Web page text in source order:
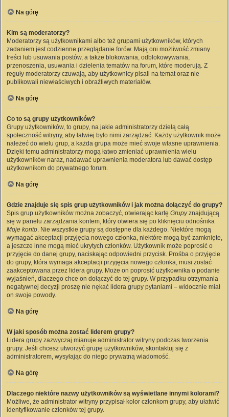
Na górę
Kim są moderatorzy?
Moderatorzy są użytkownikami albo też grupami użytkowników, których
zadaniem jest codzienne przeglądanie forów. Mają oni możliwość zmiany
treści lub usuwania postów, a także blokowania, odblokowywania,
przenoszenia, usuwania i dzielenia tematów na forum, które moderują. Z
reguły moderatorzy czuwają, aby użytkownicy pisali na temat oraz nie
publikowali niewłaściwych i obraźliwych materiałów.
Na górę
Co to są grupy użytkowników?
Grupy użytkowników, to grupy, na jakie administratorzy dzielą całą
społeczność witryny, aby łatwiej było nimi zarządzać. Każdy użytkownik może
należeć do wielu grup, a każda grupa może mieć swoje własne uprawnienia.
Dzięki temu administratorzy mogą łatwo zmieniać uprawnienia wielu
użytkowników naraz, nadawać uprawnienia moderatora lub dawać dostęp
użytkownikom do prywatnego forum.
Na górę
Gdzie znajduje się spis grup użytkowników i jak można dołączyć do grupy?
Spis grup użytkowników można zobaczyć, otwierając kartę Grupyznajdującą
się w panelu zarządzania kontem, który otwiera się po kliknięciu odnośnika
Moje konto. Nie wszystkie grupy są dostępne dla każdego. Niektóre mogą
wymagać akceptacji przyjęcia nowego członka, niektóre mogą być zamknięte,
a jeszcze inne mogą mieć ukrytych członków. Użytkownik może poprosić o
przyjęcie do danej grupy, naciskając odpowiedni przycisk. Prośba o przyjęcie
do grupy, która wymaga akceptacji przyjęcia nowego członka, musi zostać
zaakceptowana przez lidera grupy. Może on poprosić użytkownika o podanie
wyjaśnień, dlaczego chce on dołączyć do tej grupy. W przypadku otrzymania
negatywnej decyzji proszę nie nękać lidera grupy pytaniami – widocznie miał
on swoje powody.
Na górę
W jaki sposób można zostać liderem grupy?
Lidera grupy zazwyczaj mianuje administrator witryny podczas tworzenia
grupy. Jeśli chcesz utworzyć grupę użytkowników, skontaktuj się z
administratorem, wysyłając do niego prywatną wiadomość.
Na górę
Dlaczego niektóre nazwy użytkowników są wyświetlane innymi kolorami?
Możliwe, że administrator witryny przypisał kolor członkom grupy, aby ułatwić
identyfikowanie członków tej grupy.